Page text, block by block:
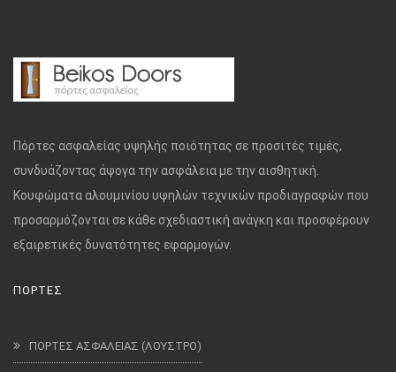
Πόρτες ασφαλείας υψηλής ποιότητας σε προσιτές τιμές,
συνδυάζοντας άψογα την ασφάλεια με την αισθητική.
Κουφώματα αλουμινίου υψηλών τεχνικών προδιαγραφών που
προσαρμόζονται σε κάθε σχεδιαστική ανάγκη και προσφέρουν
εξαιρετικές δυνατότητες εφαρμογών.
ΠΟΡΤΕΣ
ΠΟΡΤΕΣ ΑΣΦΑΛΕΙΑΣ (ΛΟΥΣΤΡΟ)